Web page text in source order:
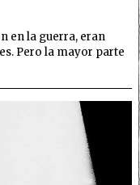
en la guerra, eran
Pero la mayor parte